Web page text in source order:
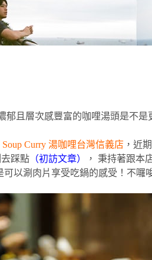
且層次感豐富的咖哩湯頭是不是
Curry 湯咖哩台灣信義店 ，近
踩點 （初訪文章）
， 秉持著跟本
以涮肉片享受吃鍋的感受！不囉